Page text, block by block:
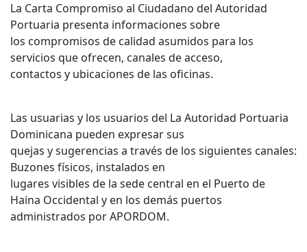
La Carta Compromiso al Ciudadano del Autoridad
Portuaria presenta informaciones sobre
los compromisos de calidad asumidos para los
servicios que ofrecen, canales de acceso,
contactos y ubicaciones de las oficinas.
Las usuarias y los usuarios del La Autoridad Portuaria
Dominicana pueden expresar sus
quejas y sugerencias a través de los siguientes canales:
Buzones físicos, instalados en
lugares visibles de la sede central en el Puerto de
Haina Occidental y en los demás puertos
administrados por APORDOM.